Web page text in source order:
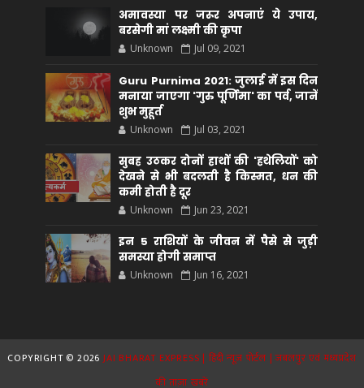
अमावस्या पर जरूर अपनाएं ये उपाय,
बरसेगी मां लक्ष्मी की कृपा
Unknown Jul 09, 2021
Guru Purnima 2021: जुलाई में इस दिन
मनाया जाएगा 'गुरु पूर्णिमा' का पर्व, जानें
शुभ मुहूर्त
Unknown Jul 03, 2021
सुबह उठकर दोनों हाथों की 'हथेलियों' को
देखने से भी बदलती है किस्मत, धन की
कमी होती है दूर
Unknown Jun 23, 2021
इन 5 राशियों के जीवन में पैसे से जुड़ी
समस्या होगी समाप्त
Unknown Jun 16, 2021
COPYRIGHT © 2026 JAI BHARAT EXPRESS | हिंदी न्यूज़ पोर्टल | जबलपुर एवं मध्यप्रदेश
की ताज़ा खबरें